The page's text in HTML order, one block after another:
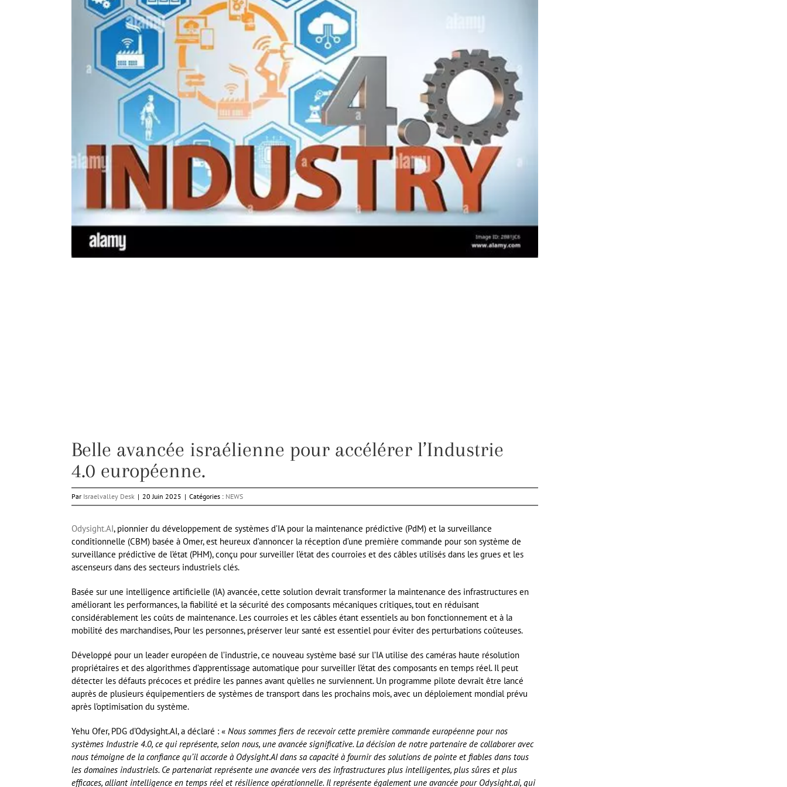
Belle avancée israélienne pour accélérer l’Industrie
4.0 européenne.
Par Israelvalley Desk | 20 Juin 2025 | Catégories : NEWS
Odysight.AI, pionnier du développement de systèmes d’IA pour la maintenance prédictive (PdM) et la surveillance
conditionnelle (CBM) basée à Omer, est heureux d’annoncer la réception d’une première commande pour son système de
surveillance prédictive de l’état (PHM), conçu pour surveiller l’état des courroies et des câbles utilisés dans les grues et les
ascenseurs dans des secteurs industriels clés.
Basée sur une intelligence artificielle (IA) avancée, cette solution devrait transformer la maintenance des infrastructures en
améliorant les performances, la fiabilité et la sécurité des composants mécaniques critiques, tout en réduisant
considérablement les coûts de maintenance. Les courroies et les câbles étant essentiels au bon fonctionnement et à la
mobilité des marchandises, Pour les personnes, préserver leur santé est essentiel pour éviter des perturbations coûteuses.
Développé pour un leader européen de l’industrie, ce nouveau système basé sur l’IA utilise des caméras haute résolution
propriétaires et des algorithmes d’apprentissage automatique pour surveiller l’état des composants en temps réel. Il peut
détecter les défauts précoces et prédire les pannes avant qu’elles ne surviennent. Un programme pilote devrait être lancé
auprès de plusieurs équipementiers de systèmes de transport dans les prochains mois, avec un déploiement mondial prévu
après l’optimisation du système.
Yehu Ofer, PDG d’Odysight.AI, a déclaré : « Nous sommes fiers de recevoir cette première commande européenne pour nos
systèmes Industrie 4.0, ce qui représente, selon nous, une avancée significative. La décision de notre partenaire de collaborer avec
nous témoigne de la confiance qu’il accorde à Odysight.AI dans sa capacité à fournir des solutions de pointe et fiables dans tous
les domaines industriels. Ce partenariat représente une avancée vers des infrastructures plus intelligentes, plus sûres et plus
efficaces, alliant intelligence en temps réel et résilience opérationnelle. Il représente également une avancée pour Odysight.ai, qui